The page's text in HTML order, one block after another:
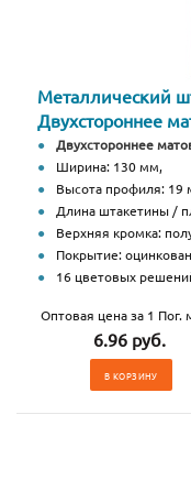
Металлический
Двухстороннее
Двухстороннее
Ширина: 130 мм,
Высота профиля: 19
Длина штакетины /
Верхняя кромка:
Покрытие:
16 цветовых
Оптовая цена за 1 Пог.
6.96 руб.
В КОРЗИНУ